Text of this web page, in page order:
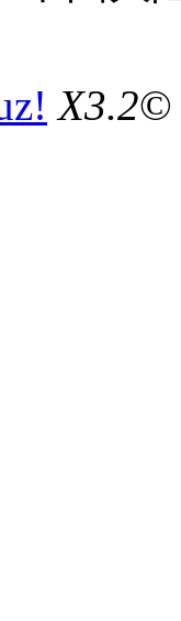
X3.2©